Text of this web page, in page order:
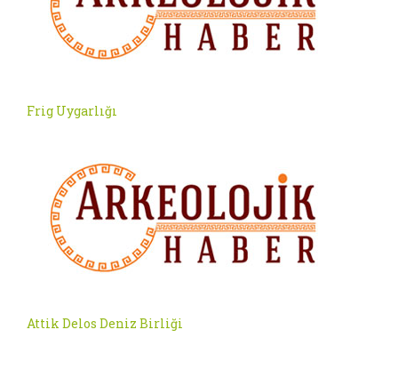
Frig Uygarlığı
Attik Delos Deniz Birliği